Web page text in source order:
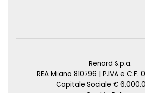
Renord S.p.a.
REA Milano 810796 | P.IVA e C.F.
Capitale Sociale €